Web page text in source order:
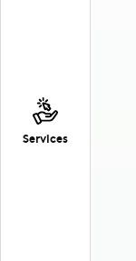
Services